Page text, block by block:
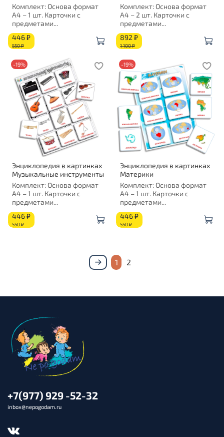
Комплект: Основа формат
А4 – 1 шт. Карточки с
предметами...
446 ₽
550 ₽
Комплект: Основа формат
А4 – 2 шт. Карточки с
предметами...
892 ₽
1 100 ₽
-19%
Энциклопедия в картинках
Музыкальные инструменты
Комплект: Основа формат
А4 – 1 шт. Карточки с
предметами...
446 ₽
550 ₽
-19%
Энциклопедия в картинках
Материки
Комплект: Основа формат
А4 – 1 шт. Карточки с
предметами...
446 ₽
550 ₽
1 2
+7(977) 929 -52-32
inbox@nepogodam.ru